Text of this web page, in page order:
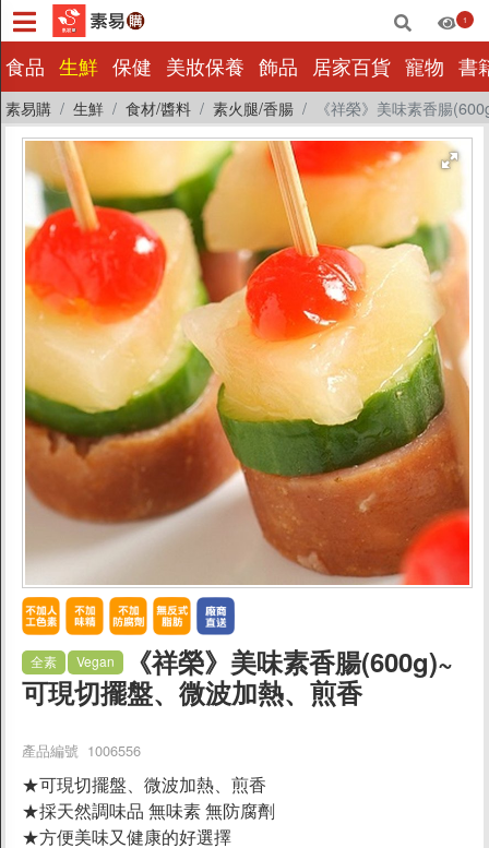
1
食品 生鮮 保健 美妝保養 飾品 居家百貨 寵物 書
素易購 生鮮 食材/醬料 素火腿/香腸 《祥榮》美味素香腸
食品
生鮮
保健
美妝保養
飾品
居家百貨
寵物
書籍影音
量販批發
小包裝
惜福|即期
促銷
生鮮
父親節蛋糕88折
素食餐點/調理包
家常菜/宴客菜
泡菜/涼拌/滷味
水餃/蒸餃/煎餃/餛飩
義大利麵/焗烤
全素 Vegan
《祥榮》美味素香腸(600g)~
可現切擺盤、微波加熱、煎香
產品編號 1006556
★可現切擺盤、微波加熱、煎香
★採天然調味品 無味素 無防腐劑
★方便美味又健康的好選擇